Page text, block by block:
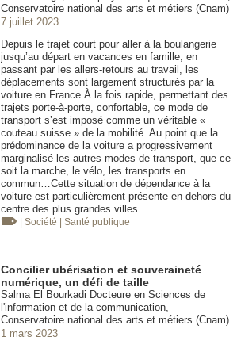
Conservatoire national des arts et métiers (Cnam)
7 juillet 2023
Depuis le trajet court pour aller à la boulangerie
jusqu’au départ en vacances en famille, en
passant par les allers-retours au travail, les
déplacements sont largement structurés par la
voiture en France.À la fois rapide, permettant des
trajets porte-à-porte, confortable, ce mode de
transport s’est imposé comme un véritable «
couteau suisse » de la mobilité. Au point que la
prédominance de la voiture a progressivement
marginalisé les autres modes de transport, que ce
soit la marche, le vélo, les transports en
commun…Cette situation de dépendance à la
voiture est particulièrement présente en dehors du
centre des plus grandes villes.
| Société | Santé publique
Concilier ubérisation et souveraineté
numérique, un défi de taille
Salma El Bourkadi Docteure en Sciences de
l'information et de la communication,
Conservatoire national des arts et métiers (Cnam)
1 mars 2023